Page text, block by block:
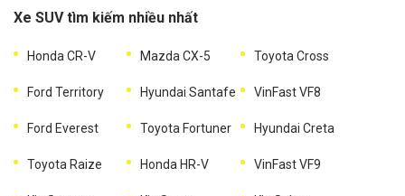
Xe SUV tìm kiếm nhiều nhất
Honda CR-V Mazda CX-5 Toyota Cross
Ford Territory Hyundai Santafe VinFast VF8
Ford Everest Toyota Fortuner Hyundai Creta
Toyota Raize Honda HR-V VinFast VF9